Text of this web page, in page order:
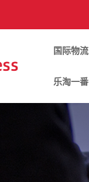
国际物流
乐淘一番